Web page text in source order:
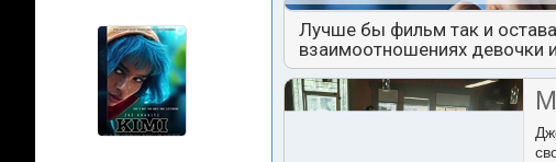
Лучше бы фильм так и
взаимоотношениях девочки